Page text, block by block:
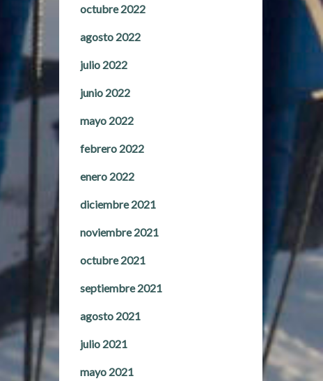
octubre 2022
agosto 2022
julio 2022
junio 2022
mayo 2022
febrero 2022
enero 2022
diciembre 2021
noviembre 2021
octubre 2021
septiembre 2021
agosto 2021
julio 2021
mayo 2021